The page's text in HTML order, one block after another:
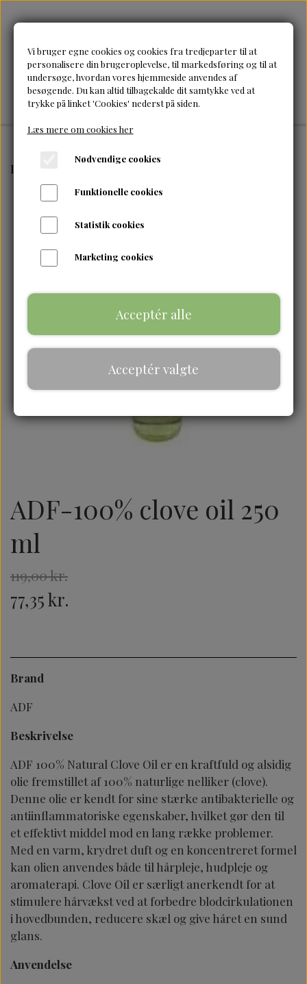
Forside ADF-100% clove oil 250 ml
ADF-100% clove oil 250
ml
119,00 kr.
77,35 kr.
Brand
ADF
Beskrivelse
ADF 100% Natural Clove Oil er en kraftfuld og alsidig
olie fremstillet af 100% naturlige nelliker (clove).
Denne olie er kendt for sine stærke antibakterielle og
antiinflammatoriske egenskaber, hvilket gør den til
et effektivt middel mod en lang række problemer.
Med en varm, krydret duft og en koncentreret formel
kan olien anvendes både til hårpleje, hudpleje og
aromaterapi. Clove Oil er særligt anerkendt for at
stimulere hårvækst ved at forbedre blodcirkulationen
i hovedbunden, reducere skæl og give håret en sund
glans.
Anvendelse
Vi bruger egne cookies og cookies fra tredjeparter til at
personalisere din brugeroplevelse, til markedsføring og til at
undersøge, hvordan vores hjemmeside anvendes af
besøgende. Du kan altid tilbagekalde dit samtykke ved at
trykke på linket 'Cookies' nederst på siden.
Læs mere om cookies her
Nødvendige cookies
Funktionelle cookies
Statistik cookies
Marketing cookies
Acceptér alle
Acceptér valgte